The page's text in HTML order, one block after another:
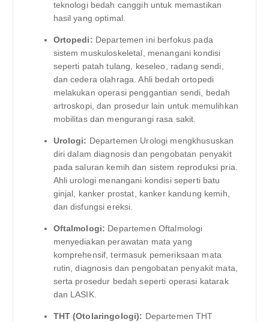
teknologi bedah canggih untuk memastikan
hasil yang optimal.
Ortopedi: Departemen ini berfokus pada
sistem muskuloskeletal, menangani kondisi
seperti patah tulang, keseleo, radang sendi,
dan cedera olahraga. Ahli bedah ortopedi
melakukan operasi penggantian sendi, bedah
artroskopi, dan prosedur lain untuk memulihkan
mobilitas dan mengurangi rasa sakit.
Urologi: Departemen Urologi mengkhususkan
diri dalam diagnosis dan pengobatan penyakit
pada saluran kemih dan sistem reproduksi pria.
Ahli urologi menangani kondisi seperti batu
ginjal, kanker prostat, kanker kandung kemih,
dan disfungsi ereksi.
Oftalmologi: Departemen Oftalmologi
menyediakan perawatan mata yang
komprehensif, termasuk pemeriksaan mata
rutin, diagnosis dan pengobatan penyakit mata,
serta prosedur bedah seperti operasi katarak
dan LASIK.
THT (Otolaringologi): Departemen THT